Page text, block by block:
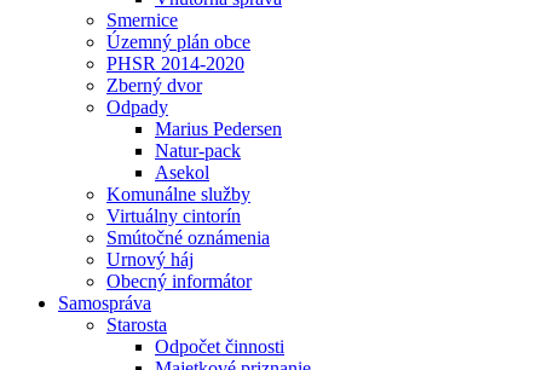
Smernice
Územný plán obce
PHSR 2014-2020
Zberný dvor
Odpady
Marius Pedersen
Natur-pack
Asekol
Komunálne služby
Virtuálny cintorín
Smútočné oznámenia
Urnový háj
Obecný informátor
Samospráva
Starosta
Odpočet činnosti